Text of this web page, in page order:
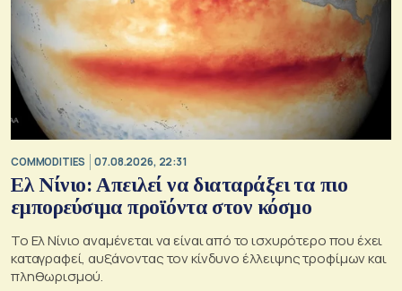
COMMODITIES 07.08.2026, 22:31
Ελ Νίνιο: Απειλεί να διαταράξει τα πιο
εμπορεύσιμα προϊόντα στον κόσμο
Το Ελ Νίνιο αναμένεται να είναι από το ισχυρότερο που έχει
καταγραφεί, αυξάνοντας τον κίνδυνο έλλειψης τροφίμων και
πληθωρισμού.